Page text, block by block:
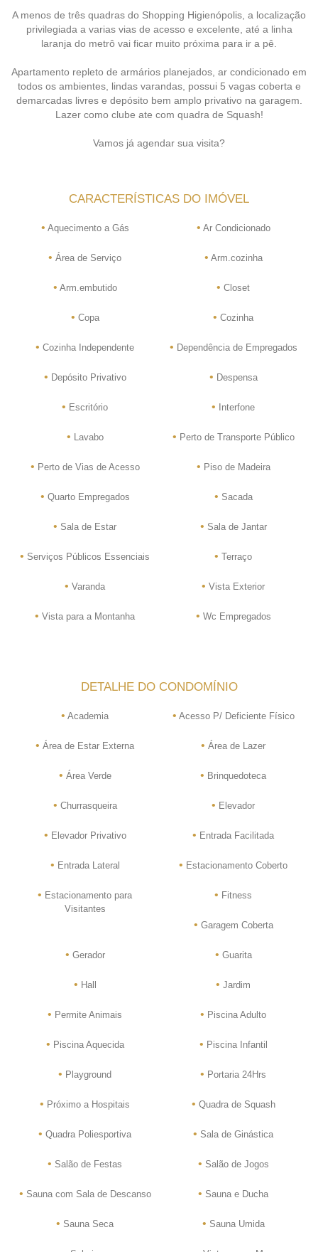
A menos de três quadras do Shopping Higienópolis, a localização
privilegiada a varias vias de acesso e excelente, até a linha
laranja do metrô vai ficar muito próxima para ir a pê.
Apartamento repleto de armários planejados, ar condicionado em
todos os ambientes, lindas varandas, possui 5 vagas coberta e
demarcadas livres e depósito bem amplo privativo na garagem.
Lazer como clube ate com quadra de Squash!
Vamos já agendar sua visita?
CARACTERÍSTICAS DO IMÓVEL
• Aquecimento a Gás • Ar Condicionado
• Área de Serviço • Arm.cozinha
• Arm.embutido • Closet
• Copa • Cozinha
• Cozinha Independente • Dependência de Empregados
• Depósito Privativo • Despensa
• Escritório • Interfone
• Lavabo • Perto de Transporte Público
• Perto de Vias de Acesso • Piso de Madeira
• Quarto Empregados • Sacada
• Sala de Estar • Sala de Jantar
• Serviços Públicos Essenciais • Terraço
• Varanda • Vista Exterior
• Vista para a Montanha • Wc Empregados
DETALHE DO CONDOMÍNIO
• Academia • Acesso P/ Deficiente Físico
• Área de Estar Externa • Área de Lazer
• Área Verde • Brinquedoteca
• Churrasqueira • Elevador
• Elevador Privativo • Entrada Facilitada
• Entrada Lateral • Estacionamento Coberto
• Estacionamento para
Visitantes
• Fitness
• Garagem Coberta
• Gerador • Guarita
• Hall • Jardim
• Permite Animais • Piscina Adulto
• Piscina Aquecida • Piscina Infantil
• Playground • Portaria 24Hrs
• Próximo a Hospitais • Quadra de Squash
• Quadra Poliesportiva • Sala de Ginástica
• Salão de Festas • Salão de Jogos
• Sauna com Sala de Descanso • Sauna e Ducha
• Sauna Seca • Sauna Umida